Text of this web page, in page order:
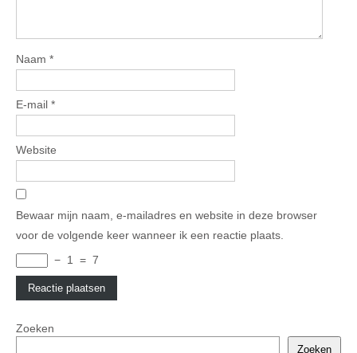
Naam *
E-mail *
Website
Bewaar mijn naam, e-mailadres en website in deze browser
voor de volgende keer wanneer ik een reactie plaats.
− 1 = 7
Zoeken
Zoeken